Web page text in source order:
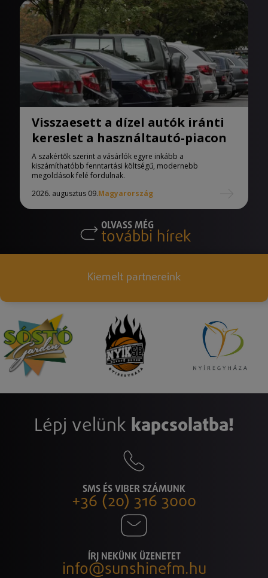
Visszaesett a dízel autók iránti
kereslet a használtautó-piacon
A szakértők szerint a vásárlók egyre inkább a
kiszámíthatóbb fenntartási költségű, modernebb
megoldások felé fordulnak.
2026. augusztus 09.Magyarország
OLVASS MÉG
további hírek
Kiemelt partnereink
Lépj velünk kapcsolatba!
SMS ÉS VIBER SZÁMUNK
+36 (20) 316 3000
ÍRJ NEKÜNK ÜZENETET
info@sunshinefm.hu